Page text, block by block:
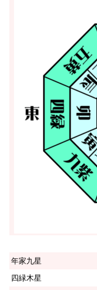
年家九星
四緑木星